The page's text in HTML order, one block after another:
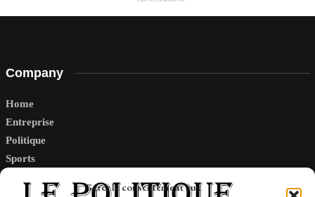
Gérer le consentement aux
Company
Home
Entreprise
Politique
Sports